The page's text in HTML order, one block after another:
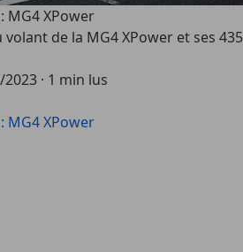
MG4 XPower
volant de la MG4 XPower et ses 435
2023 · 1 min lus
MG4 XPower